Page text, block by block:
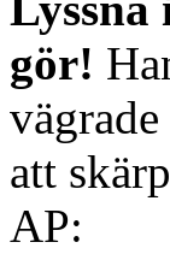
gör!
att
AP: